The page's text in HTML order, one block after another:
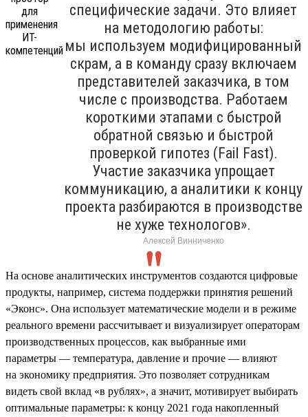
специфические задачи. Это влияет
на методологию работы:
мы используем модифицированный
скрам, а в команду сразу включаем
представителей заказчика, в том
числе с производства. Работаем
короткими этапами с быстрой
обратной связью и быстрой
проверкой гипотез (Fail Fast).
Участие заказчика упрощает
коммуникацию, а аналитики к концу
проекта разбираются в производстве
не хуже технологов».
Алексей Винниченко
На основе аналитических инструментов создаются цифровые
продукты, например, система поддержки принятия решений
«Эконс». Она использует математические модели и в режиме
реального времени рассчитывает и визуализирует операторам
производственных процессов, как выбранные ими
параметры — температура, давление и прочие — влияют
на экономику предприятия. Это позволяет сотрудникам
видеть свой вклад «в рублях», а значит, мотивирует выбирать
оптимальные параметры: к концу 2021 года накопленный